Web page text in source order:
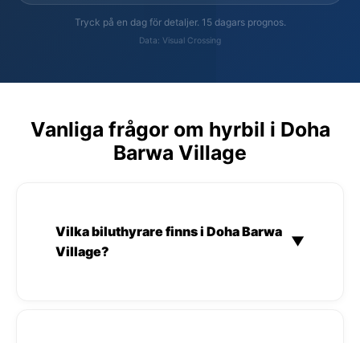
Tryck på en dag för detaljer. 15 dagars prognos.
Data: Visual Crossing
Vanliga frågor om hyrbil i Doha
Barwa Village
Vilka biluthyrare finns i Doha Barwa
Village?
▼